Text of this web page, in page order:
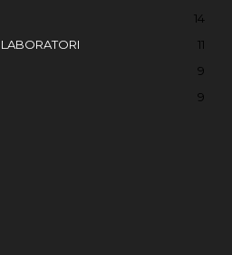
14
11
9
9